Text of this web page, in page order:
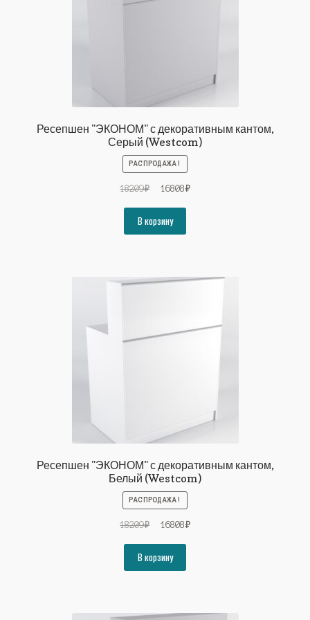
Ресепшен "ЭКОНОМ" с декоративным кантом,
Серый (Westcom)
РАСПРОДАЖА!
18209₽
Первоначальная
составляла
18209₽.
16808₽Текущая
В корзину
Ресепшен "ЭКОНОМ" с декоративным кантом,
Белый (Westcom)
РАСПРОДАЖА!
18209₽
Первоначальная
составляла
18209₽.
16808₽Текущая
В корзину